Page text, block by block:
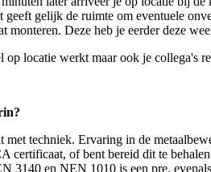
geeft gelijk de ruimte om eventuele
monteren. Deze heb je eerder deze
op locatie werkt maar ook je collega's
met techniek. Ervaring in de
certificaat, of bent bereid dit te
3140 en NEN 1010 is een pre,